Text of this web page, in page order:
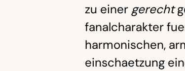
zu einer gerecht
fanalcharakter
harmonischen,
einschaetzung